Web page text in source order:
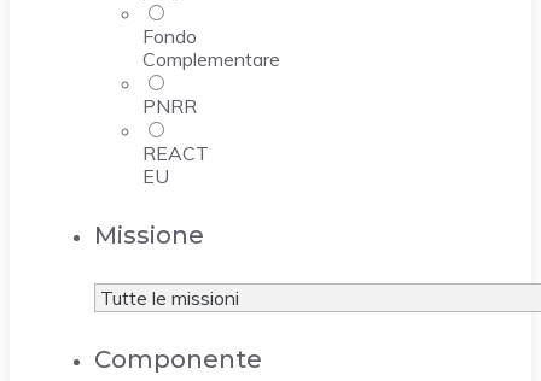
Fondo
Complementare
PNRR
REACT
EU
Missione
Componente